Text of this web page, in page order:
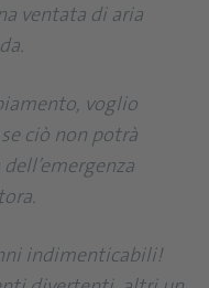
ventata di aria
voglio
ciò non potrà
indimenticabili!